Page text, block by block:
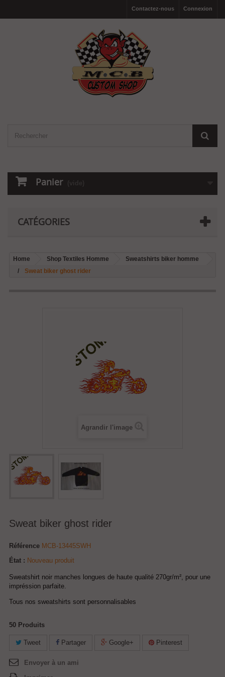
Connexion
Contactez-nous
Panier (vide)
CATÉGORIES
Home Shop Textiles Homme
Sweatshirts biker homme
Sweat biker ghost rider
Agrandir l'image
Sweat biker ghost rider
Référence MCB-13445SWH
État : Nouveau produit
Sweatshirt noir manches longues de haute qualité 270gr/m², pour une
impréssion parfaite.
Tous nos sweatshirts sont personnalisables
50 Produits
Tweet Partager Google+ Pinterest
Envoyer à un ami